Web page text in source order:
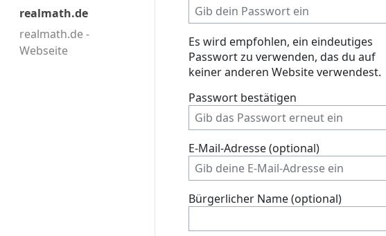
realmath.de
realmath.de -
Webseite
Es wird empfohlen, ein eindeutiges
Passwort zu verwenden, das du auf
keiner anderen Website verwendest.
Passwort bestätigen
E-Mail-Adresse (optional)
Bürgerlicher Name (optional)